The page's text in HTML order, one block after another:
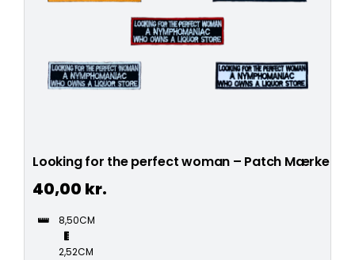
Looking for the perfect woman – Patch Mærke
40,00 kr.
8,50CM
2,52CM